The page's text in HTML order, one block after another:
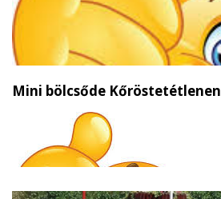
Mini bölcsőde Kőröstetétlenen